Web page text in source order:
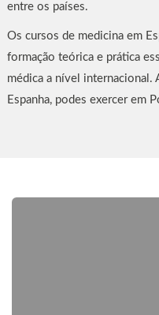
entre os países.
Os cursos de medicina em
formação teórica e prática
médica a nível
Espanha, podes exercer em